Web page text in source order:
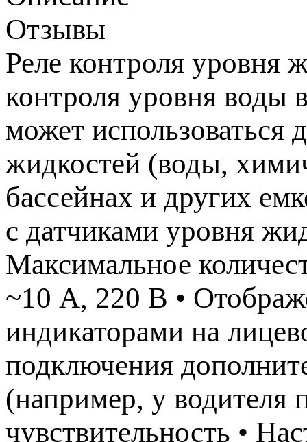
Отзывы
Реле контроля уровня
контроля уровня
может использоваться
жидкостей (воды,
бассейнах и других
с датчиками уровня
Максимальное
~10 А, 220 В •
индикаторами на
подключения
(например, у
чувствительность •